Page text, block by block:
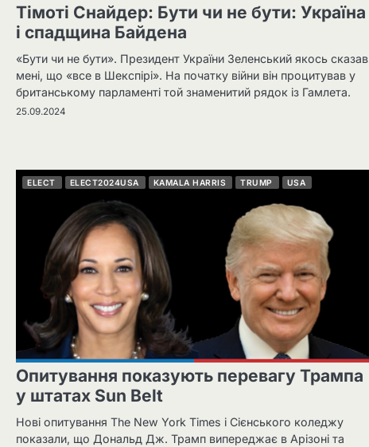
Тімоті Снайдер: Бути чи не бути: Україна
і спадщина Байдена
«Бути чи не бути». Президент України Зеленський якось сказав
мені, що «все в Шекспірі». На початку війни він процитував у
британському парламенті той знаменитий рядок із Гамлета.
25.09.2024
ELECT ELECT2024USA KAMALA HARRIS TRUMP USA
Опитування показують перевагу Трампа
у штатах Sun Belt
Нові опитування The New York Times і Сієнського коледжу
показали, що Дональд Дж. Трамп випереджає в Арізоні та